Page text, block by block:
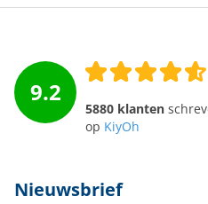
9.2
5880 klanten
op KiyOh
Nieuwsbrief